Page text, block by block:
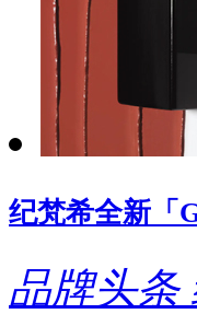
纪梵希全新「
品牌头条